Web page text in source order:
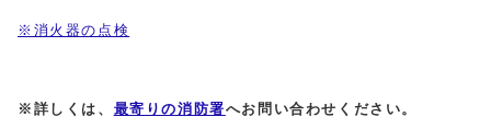
※消火器の点検
※詳しくは 、 最寄りの消防署へお問い合わせください。